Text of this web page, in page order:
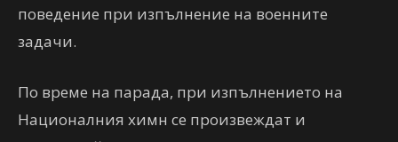
поведение при изпълнение на военните
задачи.
По време на парада, при изпълнението на
Националния химн се произвеждат и